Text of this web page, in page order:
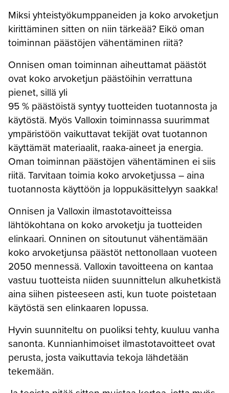
Miksi yhteistyökumppaneiden ja koko arvoketjun
kirittäminen sitten on niin tärkeää? Eikö oman
toiminnan päästöjen vähentäminen riitä?
Onnisen oman toiminnan aiheuttamat päästöt
ovat koko arvoketjun päästöihin verrattuna
pienet, sillä yli
95 % päästöistä syntyy tuotteiden tuotannosta ja
käytöstä. Myös Valloxin toiminnassa suurimmat
ympäristöön vaikuttavat tekijät ovat tuotannon
käyttämät materiaalit, raaka-aineet ja energia.
Oman toiminnan päästöjen vähentäminen ei siis
riitä. Tarvitaan toimia koko arvoketjussa – aina
tuotannosta käyttöön ja loppukäsittelyyn saakka!
Onnisen ja Valloxin ilmastotavoitteissa
lähtökohtana on koko arvoketju ja tuotteiden
elinkaari. Onninen on sitoutunut vähentämään
koko arvoketjunsa päästöt nettonollaan vuoteen
2050 mennessä. Valloxin tavoitteena on kantaa
vastuu tuotteista niiden suunnittelun alkuhetkistä
aina siihen pisteeseen asti, kun tuote poistetaan
käytöstä sen elinkaaren lopussa.
Hyvin suunniteltu on puoliksi tehty, kuuluu vanha
sanonta. Kunnianhimoiset ilmastotavoitteet ovat
perusta, josta vaikuttavia tekoja lähdetään
tekemään.